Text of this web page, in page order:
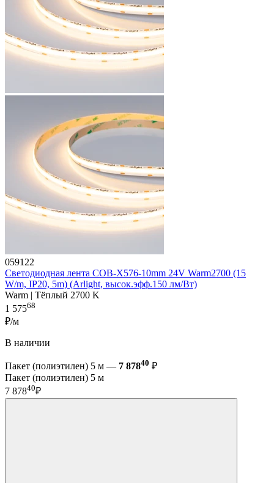
059122
Светодиодная лента COB-X576-10mm 24V Warm2700 (15
W/m, IP20, 5m) (Arlight, высок.эфф.150 лм/Вт)
Warm | Тёплый 2700 K
1 57568
₽/м
В наличии
Пакет (полиэтилен) 5 м — 7 87840 ₽
Пакет (полиэтилен) 5 м
7 87840₽